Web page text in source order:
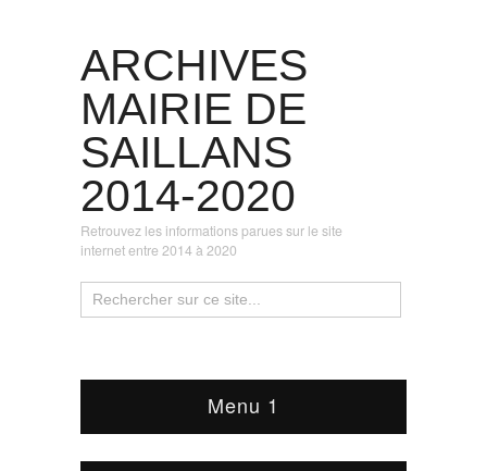
ARCHIVES
MAIRIE DE
SAILLANS
2014-2020
Retrouvez les informations parues sur le site
internet entre 2014 à 2020
Menu 1